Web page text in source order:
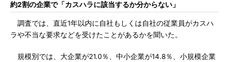
約2割の企業で「カスハラに該当するか分からない」
調査では、直近1年以内に自社もしくは自社の従業員がカスハ
ラや不当な要求などを受けたことがあるかを聞いた。
規模別では、大企業が21.0％、中小企業が14.8％、小規模企業